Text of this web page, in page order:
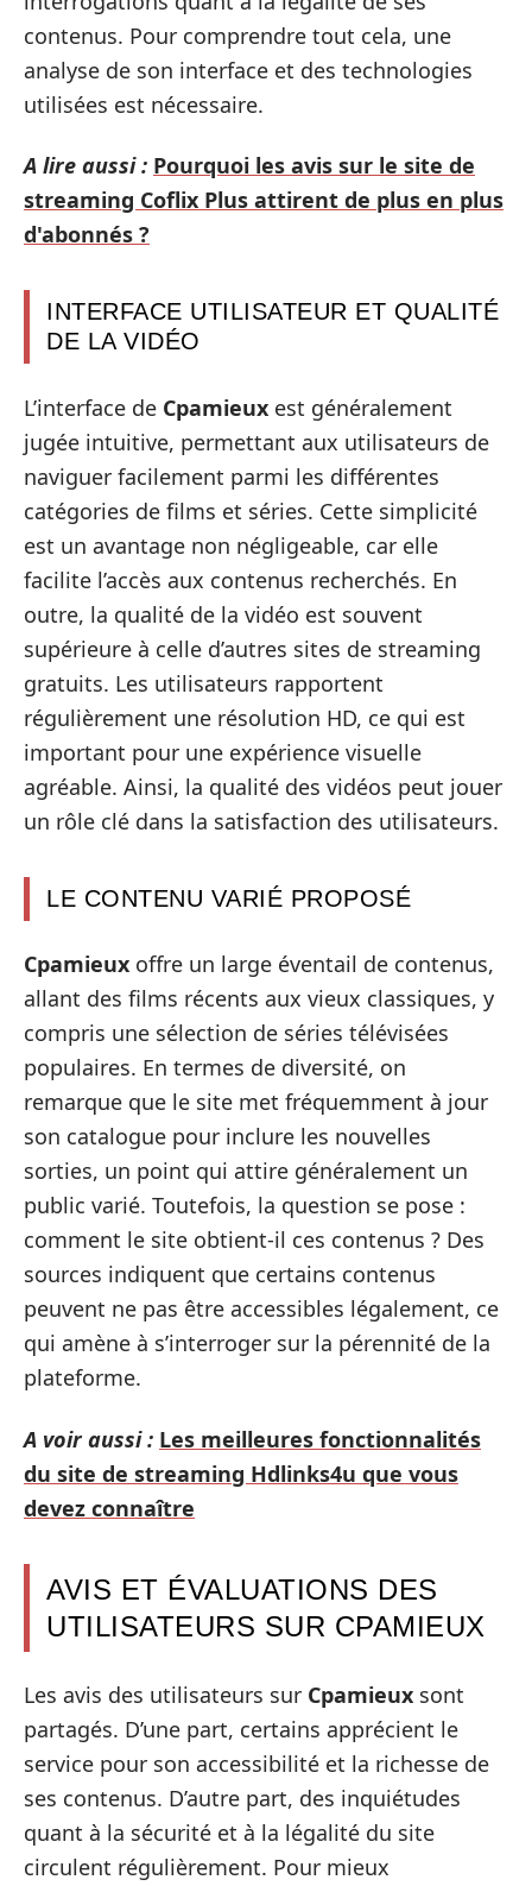
contenus. Pour comprendre tout cela, une
analyse de son interface et des technologies
utilisées est nécessaire.
A lire aussi : Pourquoi les avis sur le site de
streaming Coflix Plus attirent de plus en plus
d'abonnés ?
INTERFACE UTILISATEUR ET QUALITÉ
DE LA VIDÉO
L’interface de Cpamieux est généralement
jugée intuitive, permettant aux utilisateurs de
naviguer facilement parmi les différentes
catégories de films et séries. Cette simplicité
est un avantage non négligeable, car elle
facilite l’accès aux contenus recherchés. En
outre, la qualité de la vidéo est souvent
supérieure à celle d’autres sites de streaming
gratuits. Les utilisateurs rapportent
régulièrement une résolution HD, ce qui est
important pour une expérience visuelle
agréable. Ainsi, la qualité des vidéos peut jouer
un rôle clé dans la satisfaction des utilisateurs.
LE CONTENU VARIÉ PROPOSÉ
Cpamieux offre un large éventail de contenus,
allant des films récents aux vieux classiques, y
compris une sélection de séries télévisées
populaires. En termes de diversité, on
remarque que le site met fréquemment à jour
son catalogue pour inclure les nouvelles
sorties, un point qui attire généralement un
public varié. Toutefois, la question se pose :
comment le site obtient-il ces contenus ? Des
sources indiquent que certains contenus
peuvent ne pas être accessibles légalement, ce
qui amène à s’interroger sur la pérennité de la
plateforme.
A voir aussi : Les meilleures fonctionnalités
du site de streaming Hdlinks4u que vous
devez connaître
AVIS ET ÉVALUATIONS DES
UTILISATEURS SUR CPAMIEUX
Les avis des utilisateurs sur Cpamieux sont
partagés. D’une part, certains apprécient le
service pour son accessibilité et la richesse de
ses contenus. D’autre part, des inquiétudes
quant à la sécurité et à la légalité du site
circulent régulièrement. Pour mieux